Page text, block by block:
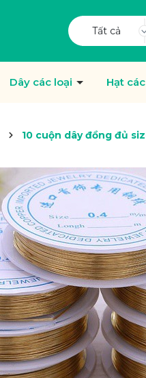
Tất cả
Dây các loại Hạt
10 cuộn dây đồng đủ